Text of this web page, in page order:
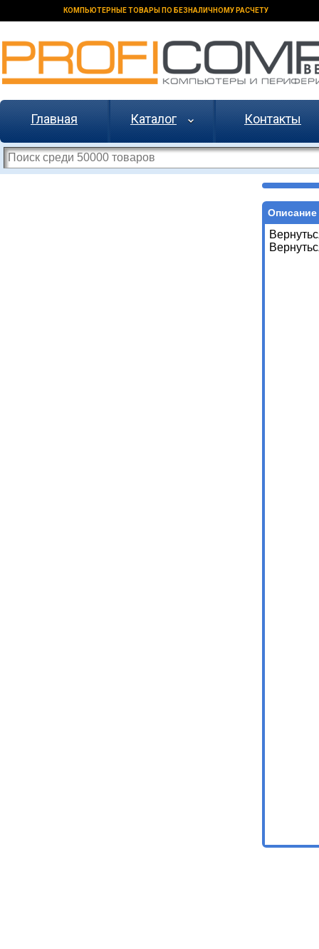
КОМПЬЮТЕРНЫЕ ТОВАРЫ ПО БЕЗНАЛИЧНОМУ РАСЧЕТУ
Главная Каталог Контакты
Описание